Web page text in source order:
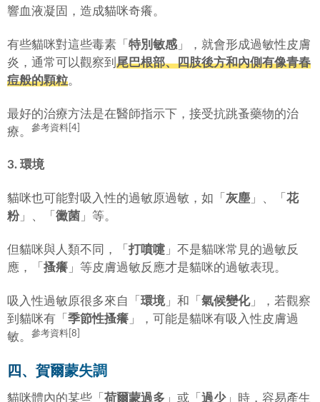
響血液凝固，造成貓咪奇癢。
有些貓咪對這些毒素「 特別敏感 」，就會形成過敏性皮膚
炎，通常可以觀察到 尾巴根部、四肢後方和內側有像青春
痘般的顆粒。
最好的治療方法是在醫師指示下，接受抗跳蚤藥物的治
療。
參考資料[4]
3. 環境
貓咪也可能對吸入性的過敏原過敏，如「 灰塵 」、「 花
粉」、「 黴菌 」等。
但貓咪與人類不同，「 打噴嚏 」不是貓咪常見的過敏反
應，「 搔癢 」等皮膚過敏反應才是貓咪的過敏表現。
吸入性過敏原很多來自「 環境」和「 氣候變化」，若觀察
到貓咪有「 季節性搔癢 」，可能是貓咪有吸入性皮膚過
敏。
參考資料[8]
四、賀爾蒙失調
貓咪體內的某些「 荷爾蒙過多 」或「 過少」時，容易產生